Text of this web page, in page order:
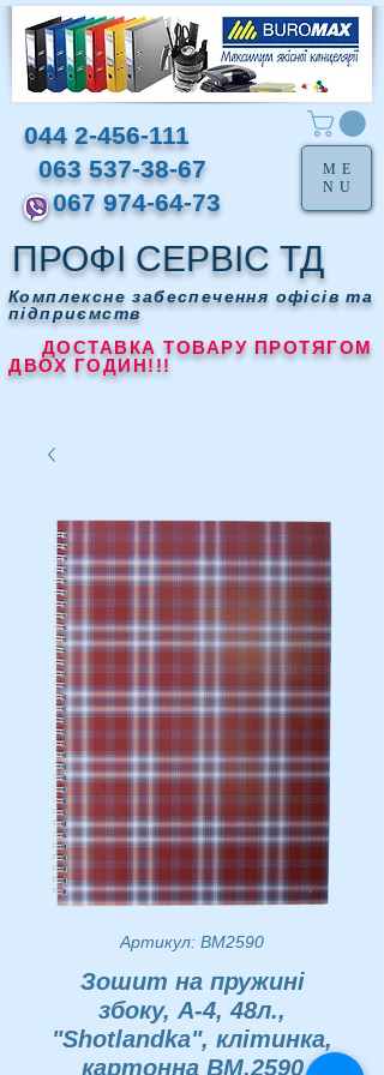
ПРОФІ СЕРВІС ТД
Комплексне забеспечення офісів та
підприємств
ДОСТАВКА ТОВАРУ ПРОТЯГОМ
ДВОХ ГОДИН!!!
044 2-456-111
063 537-38-67
067 974-64-73
ME
NU
Артикул: BM2590
Зошит на пружині
збоку, А-4, 48л.,
"Shotlandka", клітинка,
картонна BM.2590